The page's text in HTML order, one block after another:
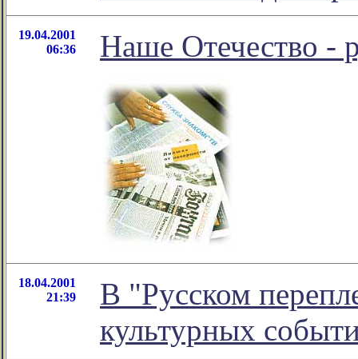
19.04.2001
06:36
Наше Отечество -
18.04.2001
21:39
В "Русском
культурных